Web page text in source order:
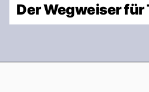
Der Wegweiser